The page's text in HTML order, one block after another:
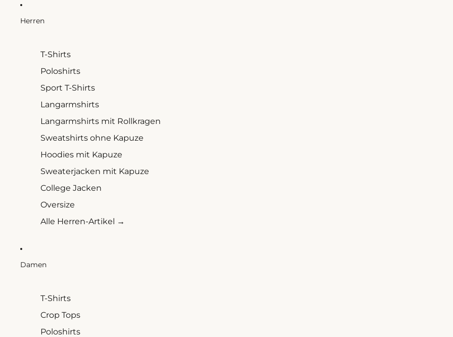
Herren
T-Shirts
Poloshirts
Sport T-Shirts
Langarmshirts
Langarmshirts mit Rollkragen
Sweatshirts ohne Kapuze
Hoodies mit Kapuze
Sweaterjacken mit Kapuze
College Jacken
Oversize
Alle Herren-Artikel →
Damen
T-Shirts
Crop Tops
Poloshirts